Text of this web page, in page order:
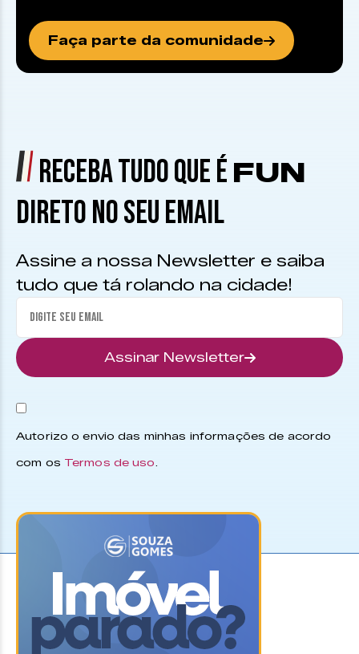
Faça parte da comunidade
RECEBA TUDO QUE É FUN
DIRETO NO SEU EMAIL
Assine a nossa Newsletter e saiba
tudo que tá rolando na cidade!
Assinar Newsletter
Autorizo o envio das minhas informações de acordo
com os Termos de uso.